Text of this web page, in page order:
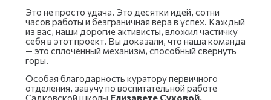
Это не просто удача. Это десятки идей, сотни
часов работы и безграничная вера в успех. Каждый
из вас, наши дорогие активисты, вложил частичку
себя в этот проект. Вы доказали, что наша команда
— это сплочённый механизм, способный свернуть
горы.
Особая благодарность куратору первичного
отделения, завучу по воспитательной работе
Садковской школы Елизавете Суховой.